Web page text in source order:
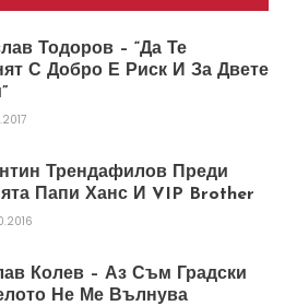
Тодоров – “Да Те
С Добро Е Риск И За Двете
Трендафилов Преди
Папи Ханс И VIP Brother
Колев – Аз Съм Градски
Не Ме Вълнува